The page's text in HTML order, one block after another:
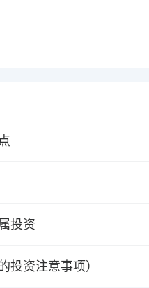
投资
投资注意事项）